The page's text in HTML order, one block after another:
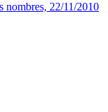
nombres, 22/11/2010